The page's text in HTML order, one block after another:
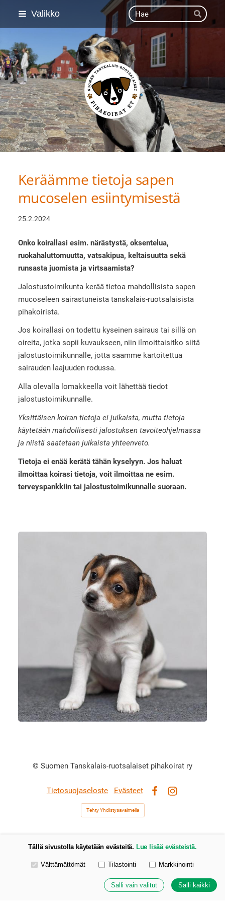
Siirry
Valikko Haku
Hae
Suomen Tanskalais-
Keräämme tietoja sapen
mucoselen esiintymisestä
25.2.2024
Onko koirallasi esim. närästystä, oksentelua,
ruokahaluttomuutta, vatsakipua, keltaisuutta sekä
runsasta juomista ja virtsaamista?
Jalostustoimikunta kerää tietoa mahdollisista sapen
mucoseleen sairastuneista tanskalais-ruotsalaisista
pihakoirista.
Jos koirallasi on todettu kyseinen sairaus tai sillä on
oireita, jotka sopii kuvaukseen, niin ilmoittaisitko siitä
jalostustoimikunnalle, jotta saamme kartoitettua
sairauden laajuuden rodussa.
Alla olevalla lomakkeella voit lähettää tiedot
jalostustoimikunnalle.
Yksittäisen koiran tietoja ei julkaista, mutta tietoja
käytetään mahdollisesti jalostuksen tavoiteohjelmassa
ja niistä saatetaan julkaista yhteenveto.
Tietoja ei enää kerätä tähän kyselyyn. Jos haluat
ilmoittaa koirasi tietoja, voit ilmoittaa ne esim.
terveyspankkiin tai jalostustoimikunnalle suoraan.
© Suomen Tanskalais-ruotsalaiset pihakoirat ry
Tietosuojaseloste
Evästeet
Tehty Yhdistysavaimella
Tällä sivustolla käytetään evästeitä. Lue lisää evästeistä.
Valitse käytettävät evästeet
Välttämättömät Tilastointi Markkinointi
Salli vain valitut Salli kaikki